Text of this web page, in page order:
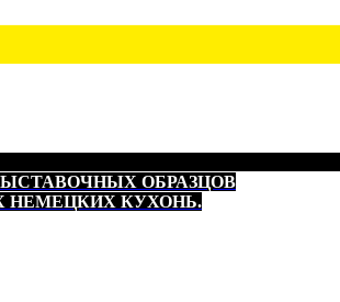
ОБРАЗЦОВ
НЕМЕЦКИХ КУХОНЬ.